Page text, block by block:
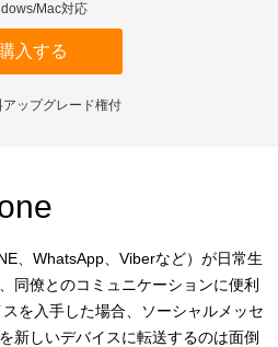
Mac対応
購入する
ップグレード権付
、WhatsApp、Viberなど）が日常生
同僚とのコミュニケーションに便利
を入手した場合、ソーシャルメッセ
新しいデバイスに転送するのは面倒